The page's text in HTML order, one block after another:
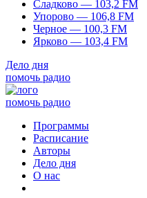
Сладково — 103,2 FM
Упорово — 106,8 FM
Черное — 100,3 FM
Ярково — 103,4 FM
Дело дня
помочь радио
помочь радио
Программы
Расписание
Авторы
Дело дня
О нас